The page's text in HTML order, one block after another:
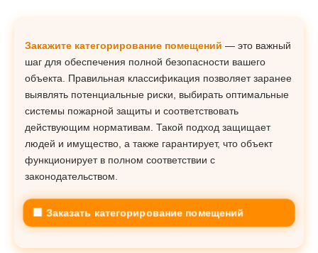
Закажите категорирование помещений — это важный
шаг для обеспечения полной безопасности вашего
объекта. Правильная классификация позволяет заранее
выявлять потенциальные риски, выбирать оптимальные
системы пожарной защиты и соответствовать
действующим нормативам. Такой подход защищает
людей и имущество, а также гарантирует, что объект
функционирует в полном соответствии с
законодательством.
🏢 Заказать категорирование помещений